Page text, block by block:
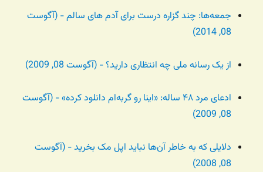
جمعه‌ها: چند گزاره درست برای آدم های سالم - (آگوست
08, 2014)
از یک رسانه ملی چه انتظاری دارید؟ - (آگوست 08, 2009)
ادعای مرد ۴۸ ساله: «اینا رو گربه‌ام دانلود کرده» - (آگوست
08, 2009)
دلایلی که به خاطر آن‌ها نباید اپل مک بخرید - (آگوست
08, 2008)